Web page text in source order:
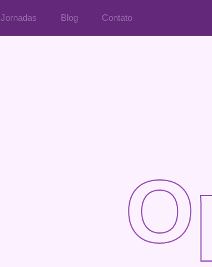
Jornadas Blog Contato